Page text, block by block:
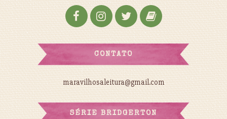
CONTATO
maravilhosaleitura@gmail.com
SÉRIE BRIDGERTON